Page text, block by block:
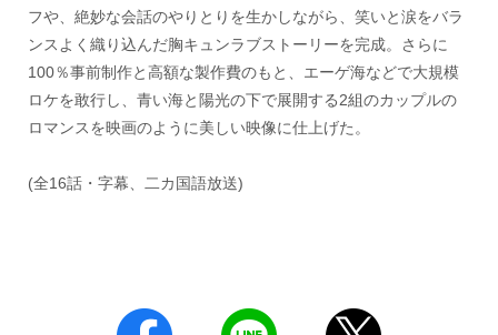
フや、絶妙な会話のやりとりを生かしながら、笑いと涙をバラ
ンスよく織り込んだ胸キュンラブストーリーを完成。さらに
100％事前制作と高額な製作費のもと、エーゲ海などで大規模
ロケを敢行し、青い海と陽光の下で展開する2組のカップルの
ロマンスを映画のように美しい映像に仕上げた。
(全16話・字幕、二カ国語放送)